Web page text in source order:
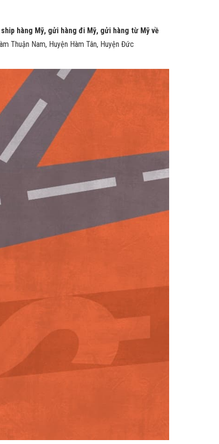
hàng Mỹ, gửi hàng đi Mỹ, gửi hàng từ Mỹ về
Thuận Nam, Huyện Hàm Tân, Huyện Đức